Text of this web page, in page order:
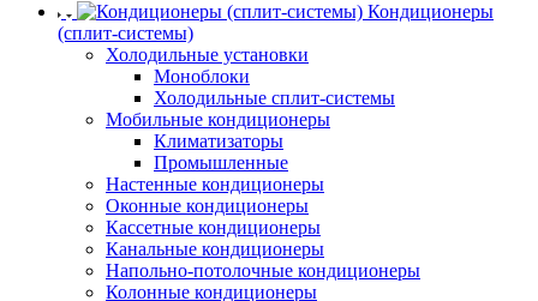
Кондиционеры
(сплит-системы)
Холодильные установки
Моноблоки
Холодильные сплит-системы
Мобильные кондиционеры
Климатизаторы
Промышленные
Настенные кондиционеры
Оконные кондиционеры
Кассетные кондиционеры
Канальные кондиционеры
Напольно-потолочные кондиционеры
Колонные кондиционеры